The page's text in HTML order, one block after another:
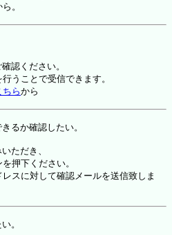
。
認ください。
うことで受信できます。
ちらから
るか確認したい。
ただき、
押下ください。
スに対して確認メールを送信致しま
。